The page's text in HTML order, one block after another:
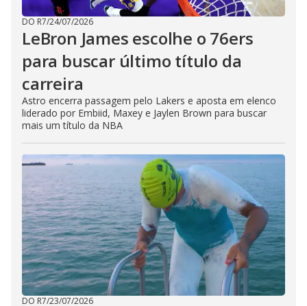
DO R7/24/07/2026
LeBron James escolhe o 76ers
para buscar último título da
carreira
Astro encerra passagem pelo Lakers e aposta em elenco
liderado por Embiid, Maxey e Jaylen Brown para buscar
mais um título da NBA
DO R7/23/07/2026